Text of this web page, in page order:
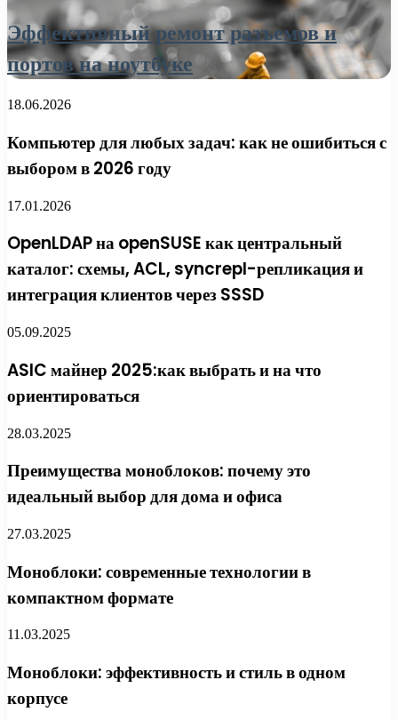
Эффективный ремонт разъемов и
портов на ноутбуке
18.06.2026
Компьютер для любых задач: как не ошибиться с
выбором в 2026 году
17.01.2026
OpenLDAP на openSUSE как центральный
каталог: схемы, ACL, syncrepl-репликация и
интеграция клиентов через SSSD
05.09.2025
ASIC майнер 2025:как выбрать и на что
ориентироваться
28.03.2025
Преимущества моноблоков: почему это
идеальный выбор для дома и офиса
27.03.2025
Моноблоки: современные технологии в
компактном формате
11.03.2025
Моноблоки: эффективность и стиль в одном
корпусе